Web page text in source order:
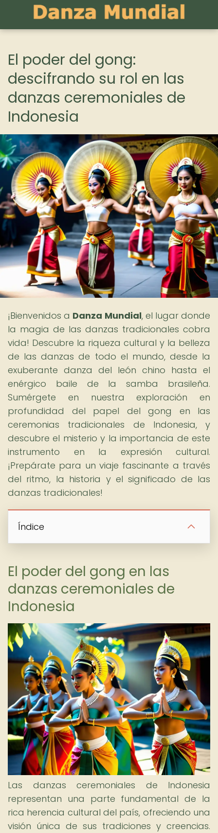
El poder del gong:
descifrando su rol en las
danzas ceremoniales de
Indonesia
¡Bienvenidos a Danza Mundial, el lugar donde
la magia de las danzas tradicionales cobra
vida! Descubre la riqueza cultural y la belleza
de las danzas de todo el mundo, desde la
exuberante danza del león chino hasta el
enérgico baile de la samba brasileña.
Sumérgete en nuestra exploración en
profundidad del papel del gong en las
ceremonias tradicionales de Indonesia, y
descubre el misterio y la importancia de este
instrumento en la expresión cultural.
¡Prepárate para un viaje fascinante a través
del ritmo, la historia y el significado de las
danzas tradicionales!
Índice
El poder del gong en las
danzas ceremoniales de
Indonesia
Las danzas ceremoniales de Indonesia
representan una parte fundamental de la
rica herencia cultural del país, ofreciendo una
visión única de sus tradiciones y creencias.